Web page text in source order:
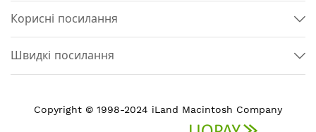
Корисні посилання
Швидкі посилання
Copyright © 1998-2024 iLand Macintosh Company